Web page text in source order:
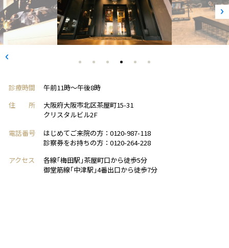
診療時間
午前11時～午後8時
住 所
大阪府大阪市北区茶屋町15-31
クリスタルビル2F
電話番号
はじめてご来院の方：0120-987-118
診察券をお持ちの方：0120-264-228
アクセス
各線｢梅田駅｣茶屋町口から徒歩5分
御堂筋線｢中津駅｣4番出口から徒歩7分